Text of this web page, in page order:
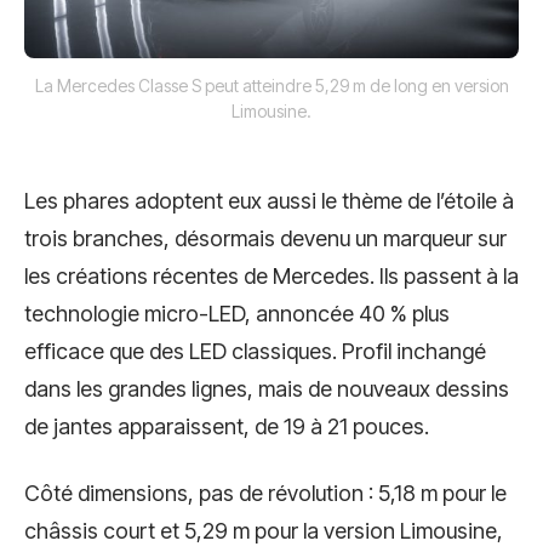
La Mercedes Classe S peut atteindre 5,29 m de long en version
Limousine.
Les phares adoptent eux aussi le thème de l’étoile à
trois branches, désormais devenu un marqueur sur
les créations récentes de Mercedes. Ils passent à la
technologie micro-LED, annoncée 40 % plus
efficace que des LED classiques. Profil inchangé
dans les grandes lignes, mais de nouveaux dessins
de jantes apparaissent, de 19 à 21 pouces.
Côté dimensions, pas de révolution : 5,18 m pour le
châssis court et 5,29 m pour la version Limousine,